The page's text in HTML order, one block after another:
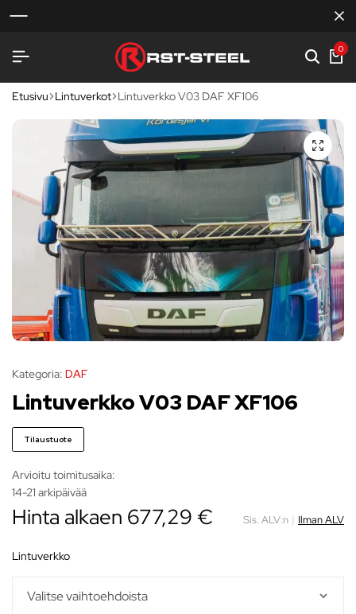
0
Etusivu Lintuverkot Lintuverkko V03 DAF XF106
Kategoria: DAF
Lintuverkko V03 DAF XF106
Tilaustuote
Arvioitu toimitusaika:
14-21 arkipäivää
Hinta alkaen 677,29 € Sis. ALV:n | Ilman ALV
lintuverkko